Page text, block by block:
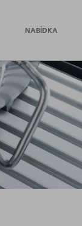
NABÍDKA